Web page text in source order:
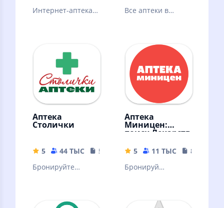
Интернет-аптека с
Скидка на первый
Все аптеки в
Сравнивайте цены
и заказывайте
лекарства дешево
Аптека
Столички
5 44 ТЫС
55.52 MB
Бронируйте
забирайте их в
Аптека
Миницен:
поиск Лекарств
5 11 ТЫС
82.48 MB
Бронируй